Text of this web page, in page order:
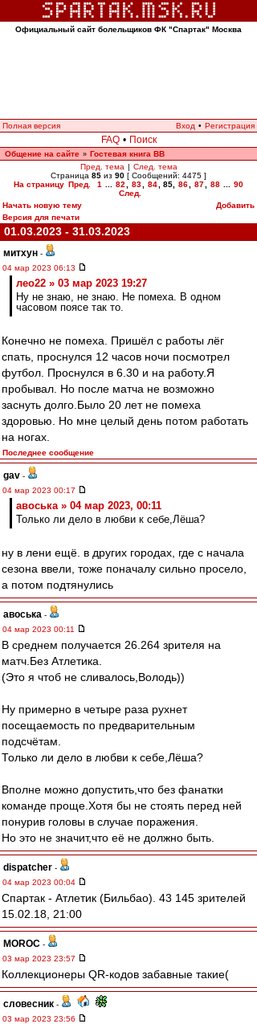
Официальный сайт болельщиков ФК "Спартак" Москва
Полная версия Вход • Регистрация
FAQ • Поиск
Общение на сайте » Гостевая книга ВВ
Пред. тема | След. тема
Страница 85 из 90 [ Сообщений: 4475 ]
На страницу Пред. 1 82 83 84 85 86 87 88
90
След.
Начать новую тему
Добавить
Версия для печати
01.03.2023 - 31.03.2023
митхун -
04 мар 2023 06:13
лео22 » 03 мар 2023 19:27
Ну не знаю, не знаю. Не помеха. В одном
часовом поясе так то.
Конечно не помеха. Пришёл с работы лёг
спать, проснулся 12 часов ночи посмотрел
футбол. Проснулся в 6.30 и на работу.Я
пробывал. Но после матча не возможно
заснуть долго.Было 20 лет не помеха
здоровью. Но мне целый день потом работать
на ногах.
Последнее сообщение
gav -
04 мар 2023 00:17
авоська » 04 мар 2023, 00:11
Только ли дело в любви к себе,Лёша?
ну в лени ещё. в других городах, где с начала
сезона ввели, тоже поначалу сильно просело,
а потом подтянулись
авоська -
04 мар 2023 00:11
В среднем получается 26.264 зрителя на
матч.Без Атлетика.
(Это я чтоб не сливалось,Володь))
Ну примерно в четыре раза рухнет
посещаемость по предварительным
подсчётам.
Только ли дело в любви к себе,Лёша?
Вполне можно допустить,что без фанатки
команде проще.Хотя бы не стоять перед ней
понурив головы в случае поражения.
Но это не значит,что её не должно быть.
dispatcher -
04 мар 2023 00:04
Спартак - Атлетик (Бильбао). 43 145 зрителей
15.02.18, 21:00
MOROC -
03 мар 2023 23:57
Коллекционеры QR-кодов забавные такие(
словесник -
03 мар 2023 23:56